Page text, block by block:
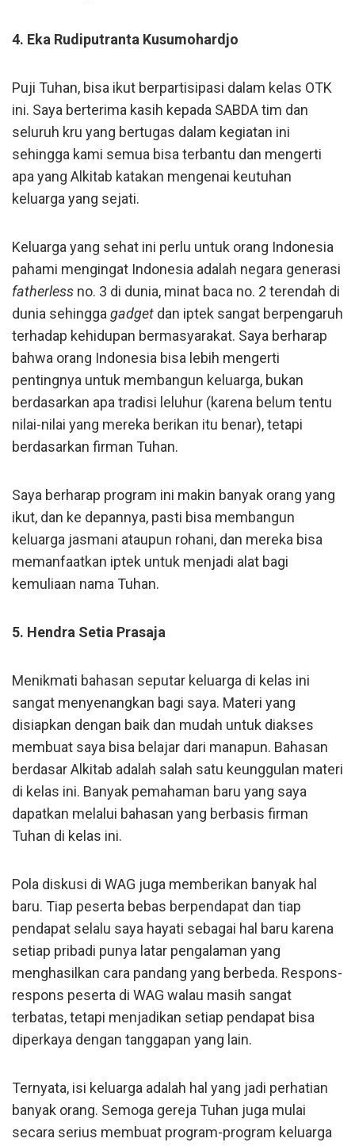
4. Eka Rudiputranta Kusumohardjo
Puji Tuhan, bisa ikut berpartisipasi dalam kelas OTK
ini. Saya berterima kasih kepada SABDA tim dan
seluruh kru yang bertugas dalam kegiatan ini
sehingga kami semua bisa terbantu dan mengerti
apa yang Alkitab katakan mengenai keutuhan
keluarga yang sejati.
Keluarga yang sehat ini perlu untuk orang Indonesia
pahami mengingat Indonesia adalah negara generasi
fatherless no. 3 di dunia, minat baca no. 2 terendah di
dunia sehingga gadget dan iptek sangat berpengaruh
terhadap kehidupan bermasyarakat. Saya berharap
bahwa orang Indonesia bisa lebih mengerti
pentingnya untuk membangun keluarga, bukan
berdasarkan apa tradisi leluhur (karena belum tentu
nilai-nilai yang mereka berikan itu benar), tetapi
berdasarkan firman Tuhan.
Saya berharap program ini makin banyak orang yang
ikut, dan ke depannya, pasti bisa membangun
keluarga jasmani ataupun rohani, dan mereka bisa
memanfaatkan iptek untuk menjadi alat bagi
kemuliaan nama Tuhan.
5. Hendra Setia Prasaja
Menikmati bahasan seputar keluarga di kelas ini
sangat menyenangkan bagi saya. Materi yang
disiapkan dengan baik dan mudah untuk diakses
membuat saya bisa belajar dari manapun. Bahasan
berdasar Alkitab adalah salah satu keunggulan materi
di kelas ini. Banyak pemahaman baru yang saya
dapatkan melalui bahasan yang berbasis firman
Tuhan di kelas ini.
Pola diskusi di WAG juga memberikan banyak hal
baru. Tiap peserta bebas berpendapat dan tiap
pendapat selalu saya hayati sebagai hal baru karena
setiap pribadi punya latar pengalaman yang
menghasilkan cara pandang yang berbeda. Respons-
respons peserta di WAG walau masih sangat
terbatas, tetapi menjadikan setiap pendapat bisa
diperkaya dengan tanggapan yang lain.
Ternyata, isi keluarga adalah hal yang jadi perhatian
banyak orang. Semoga gereja Tuhan juga mulai
secara serius membuat program-program keluarga